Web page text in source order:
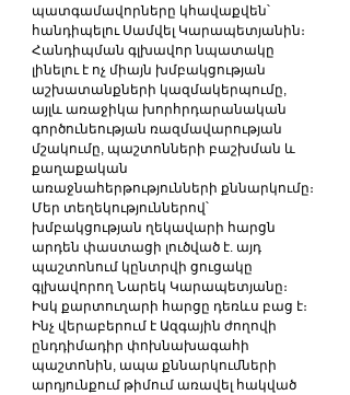
պատգամավորները կհավաքվեն՝
հանդիպելու Սամվել Կարապետյանին։
Հանդիպման գլխավոր նպատակը
լինելու է ոչ միայն խմբակցության
աշխատանքների կազմակերպումը,
այլև առաջիկա խորհրդարանական
գործունեության ռազմավարության
մշակումը, պաշտոնների բաշխման և
քաղաքական
առաջնահերթությունների քննարկումը։
Մեր տեղեկություններով՝
խմբակցության ղեկավարի հարցն
արդեն փաստացի լուծված է. այդ
պաշտոնում կընտրվի ցուցակը
գլխավորող Նարեկ Կարապետյանը։
Իսկ քարտուղարի հարցը դեռևս բաց է։
Ինչ վերաբերում է Ազգային ժողովի
ընդդիմադիր փոխնախագահի
պաշտոնին, ապա քննարկումների
արդյունքում թիմում առավել հակված